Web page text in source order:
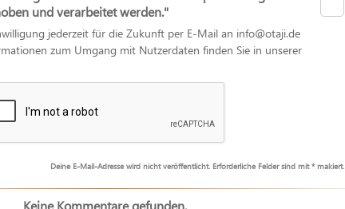
und verarbeitet werden."
jederzeit für die Zukunft per E-Mail an info@otaji.de
zum Umgang mit Nutzerdaten finden Sie in unserer
Deine E-Mail-Adresse wird nicht veröffentlicht. Erforderliche Felder sind mit * makiert.
Keine Kommentare gefunden.